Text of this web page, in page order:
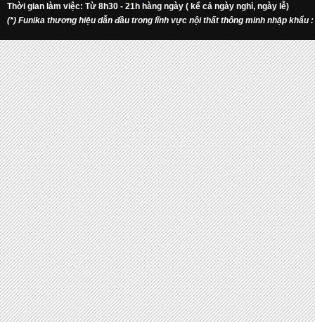
Thời gian làm việc: Từ 8h30 - 21h hàng ngày ( kể cả ngày nghỉ, ngày lễ)
(*) Funika thương hiệu dẫn đầu trong lĩnh vực nội thất thông minh nhập khẩu :